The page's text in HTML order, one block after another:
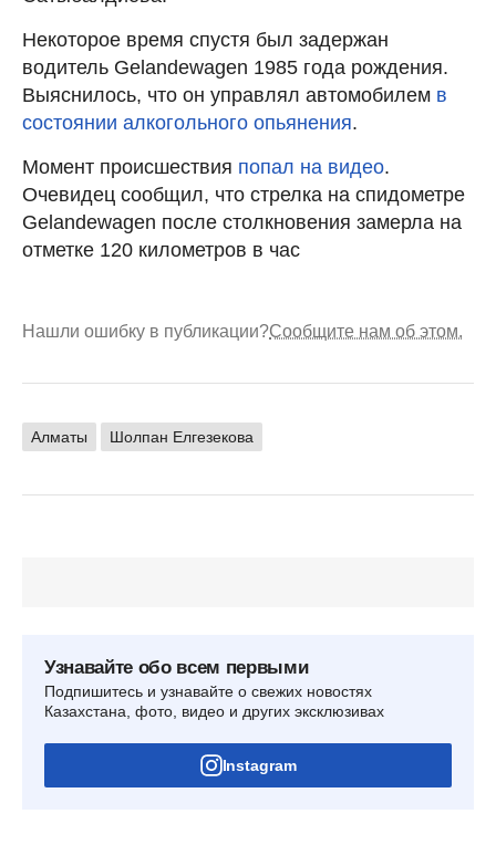
Некоторое время спустя был задержан
водитель Gelandewagen 1985 года рождения.
Выяснилось, что он управлял автомобилем в
состоянии алкогольного опьянения.
Момент происшествия попал на видео.
Очевидец сообщил, что стрелка на спидометре
Gelandewagen после столкновения замерла на
отметке 120 километров в час
Нашли ошибку в публикации?Сообщите нам об этом.
Алматы Шолпан Елгезекова
Узнавайте обо всем первыми
Подпишитесь и узнавайте о свежих новостях
Казахстана, фото, видео и других эксклюзивах
Instagram